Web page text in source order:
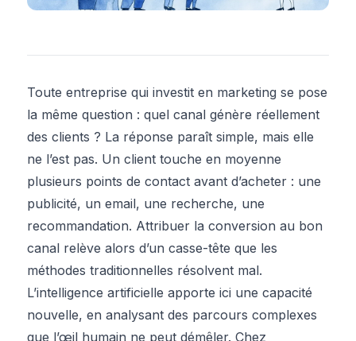
Toute entreprise qui investit en marketing se pose
la même question : quel canal génère réellement
des clients ? La réponse paraît simple, mais elle
ne l’est pas. Un client touche en moyenne
plusieurs points de contact avant d’acheter : une
publicité, un email, une recherche, une
recommandation. Attribuer la conversion au bon
canal relève alors d’un casse-tête que les
méthodes traditionnelles résolvent mal.
L’intelligence artificielle apporte ici une capacité
nouvelle, en analysant des parcours complexes
que l’œil humain ne peut démêler. Chez